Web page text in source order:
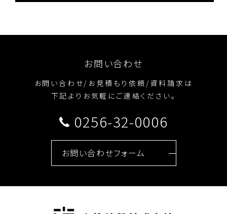
お問い合わせ
お問い合わせ/お見積もり依頼/資料請求は
下記よりお気軽にご連絡ください。
0256-32-0006
お問い合わせフォーム